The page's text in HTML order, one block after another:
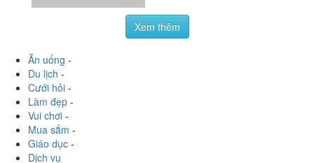
Xem thêm
Ăn uống -
Du lịch -
Cưới hỏi -
Làm đẹp -
Vui chơi -
Mua sắm -
Giáo dục -
Dịch vụ